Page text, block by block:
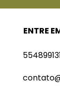
ENTRE